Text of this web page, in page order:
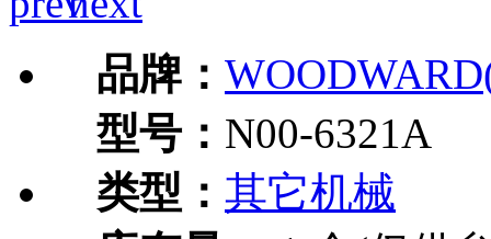
品牌：
型号： N00-6321A
类型： 其它机械